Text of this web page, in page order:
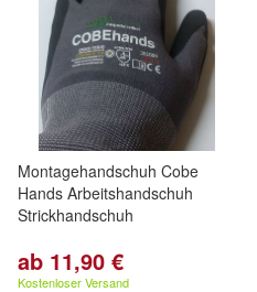
Montagehandschuh Cobe
Hands Arbeitshandschuh
Strickhandschuh
ab 11,90 €
Kostenloser Versand